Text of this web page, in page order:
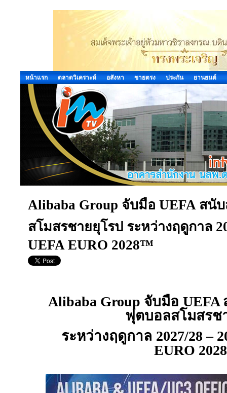
หน้าแรก ตลาดวิเคราะห์ อสังหา ขายตรง ประกัน ยานยนต์
Alibaba Group จับมือ UEFA ส
สโมสรชายยุโรป ระหว่างฤดูกาล
UEFA EURO 2028™
Alibaba Group จับมือ UEFA
ฟุตบอลสโมสรช
ระหว่างฤดูกาล 2027/28 –
EURO